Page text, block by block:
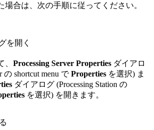
場合は、次の手順に従ってください。
を開く
Processing Server Properties ダイアロ
の shortcut menu でProperties を選択) ま
ダイアログ (Processing Station の
を選択) を開きます。